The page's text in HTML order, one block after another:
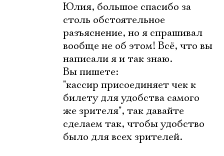
Юлия, большое спасибо за
столь обстоятельное
разъяснение, но я спрашивал
вообще не об этом! Всё, что вы
написали я и так знаю.
Вы пишете:
"кассир присоединяет чек к
билету для удобства самого
же зрителя", так давайте
сделаем так, чтобы удобство
было для всех зрителей.